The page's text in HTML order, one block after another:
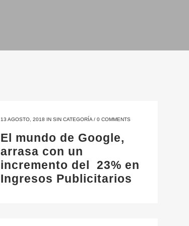
13 AGOSTO, 2018 IN SIN CATEGORÍA / 0 COMMENTS
El mundo de Google,
arrasa con un
incremento del 23% en
Ingresos Publicitarios